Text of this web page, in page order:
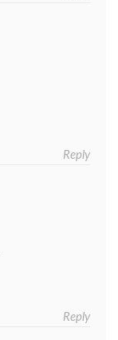
Reply
Reply